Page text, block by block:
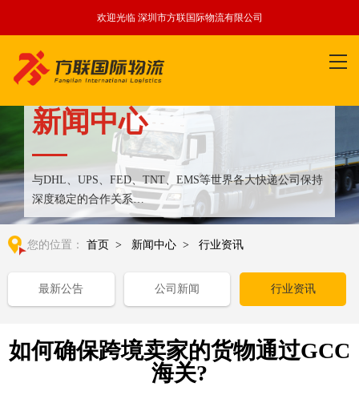
欢迎光临 深圳市方联国际物流有限公司
新闻中心
与DHL、UPS、FED、TNT、EMS等世界各大快递公司保持
深度稳定的合作关系
整合全球优质物流运输资源,满足国内外客户更多个性化需求
您的位置： 首页 > 新闻中心 > 行业资讯
最新公告 公司新闻 行业资讯
如何确保跨境卖家的货物通过GCC
海关?